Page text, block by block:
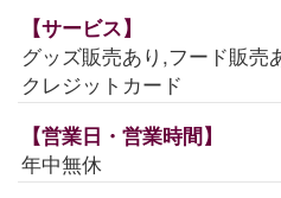
【サービス】
グッズ販売あり,フード販売
クレジットカード
【営業日・営業時間】
年中無休